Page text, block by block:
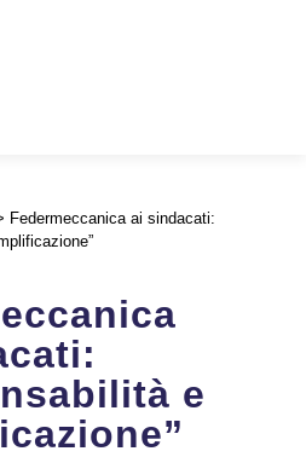
Federmeccanica ai sindacati:
e